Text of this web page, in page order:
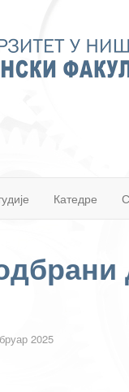
Катедре
2025